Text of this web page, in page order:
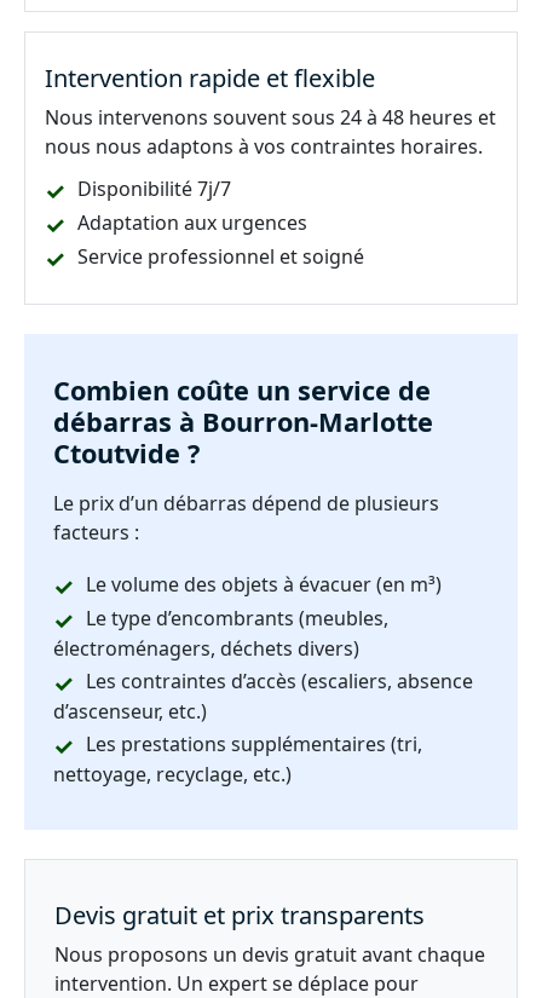
Intervention rapide et flexible
Nous intervenons souvent sous 24 à 48 heures et
nous nous adaptons à vos contraintes horaires.
Disponibilité 7j/7
Adaptation aux urgences
Service professionnel et soigné
Combien coûte un service de
débarras à Bourron-Marlotte
Ctoutvide ?
Le prix d’un débarras dépend de plusieurs
facteurs :
Le volume des objets à évacuer (en m³)
Le type d’encombrants (meubles,
électroménagers, déchets divers)
Les contraintes d’accès (escaliers, absence
d’ascenseur, etc.)
Les prestations supplémentaires (tri,
nettoyage, recyclage, etc.)
Devis gratuit et prix transparents
Nous proposons un devis gratuit avant chaque
intervention. Un expert se déplace pour